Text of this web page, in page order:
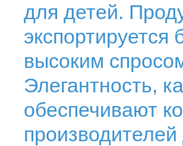
для детей.
высоким
Элегантность,
обеспечивают